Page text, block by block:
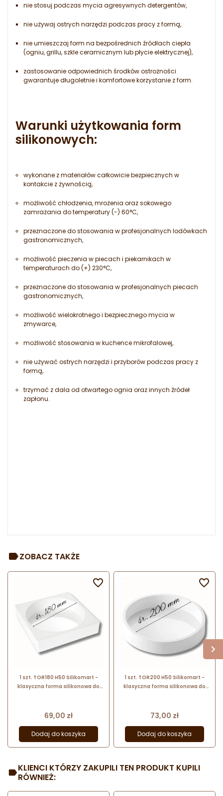
nie stosuj podczas mycia agresywnych detergentów,
nie używaj ostrych narzędzi podczas pracy z formą,
nie umieszczaj form na bezpośrednich źródłach ciepła
(ogniu, grillu, szkle ceramicznym lub płycie elektrycznej),
zastosowanie odpowiednich środków ostrożności
gwarantuje długoletnie i komfortowe korzystanie z form.
Warunki użytkowania form
silikonowych:
wykonane z materiałów całkowicie bezpiecznych w
kontakcie z żywnością,
możliwość chłodzenia, mrożenia oraz sokowego
zamrażania do temperatury (-) 60°C,
przeznaczone do stosowania w profesjonalnych lodówkach
gastronomicznych,
możliwość pieczenia w piecach i piekarnikach w
temperaturach do (+) 230°C,
przeznaczone do stosowania w profesjonalnych piecach
gastronomicznych,
możliwość wielokrotnego i bezpiecznego mycia w
zmywarce,
możliwość stosowania w kuchence mikrofalowej,
nie używać ostrych narzędzi i przyborów podczas pracy z
formą,
trzymać z dala od otwartego ognia oraz innych źródeł
zapłonu.
ZOBACZ TAKŻE
1 szt. TOR180 H50 Silikomart -
klasyczna forma silikonowa do
Cena
69,00 zł
Dodaj do koszyka

1 szt. TOR200 H50 Silikomart -
klasyczna forma silikonowa do
Cena
73,00 zł
Dodaj do koszyka

KLIENCI KTÓRZY ZAKUPILI TEN PRODUKT KUPILI
RÓWNIEŻ: